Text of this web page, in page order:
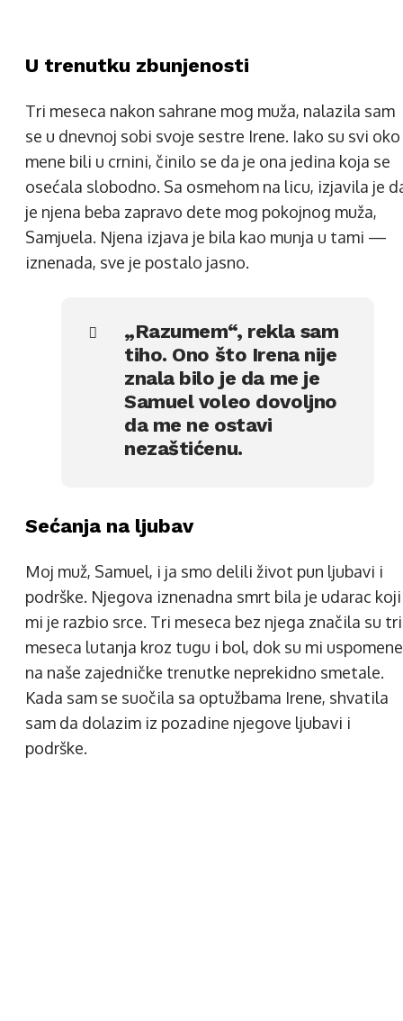
U trenutku zbunjenosti
Tri meseca nakon sahrane mog muža, nalazila sam
se u dnevnoj sobi svoje sestre Irenе. Iako su svi oko
mene bili u crnini, činilo se da je ona jedina koja se
osećala slobodno. Sa osmehom na licu, izjavila je
je njena beba zapravo dete mog pokojnog muža,
Samjuela. Njena izjava je bila kao munja u tami —
iznenada, sve je postalo jasno.
„Razumem“, rekla sam
tiho. Ono što Irena nije
znala bilo je da me je
Samuel voleo dovoljno
da me ne ostavi
nezaštićenu.
Sećanja na ljubav
Moj muž, Samuel, i ja smo delili život pun ljubavi i
podrške. Njegova iznenadna smrt bila je udarac koji
mi je razbio srce. Tri meseca bez njega značila su tri
meseca lutanja kroz tugu i bol, dok su mi uspomene
na naše zajedničke trenutke neprekidno smetale.
Kada sam se suočila sa optužbama Irenе, shvatila
sam da dolazim iz pozadine njegove ljubavi i
podrške.